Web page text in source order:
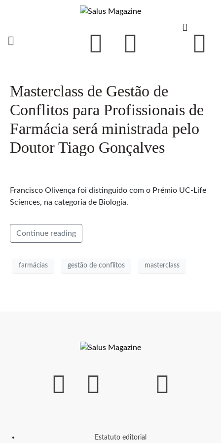
Masterclass de Gestão de
Conflitos para Profissionais de
Farmácia será ministrada pelo
Doutor Tiago Gonçalves
Francisco Olivença foi distinguido com o Prémio UC-Life
Sciences, na categoria de Biologia.
Continue reading
farmácias gestão de conflitos masterclass
Estatuto editorial